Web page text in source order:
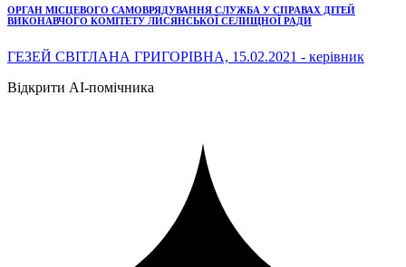
ОРГАН МІСЦЕВОГО САМОВРЯДУВАННЯ СЛУЖБА У СПРАВАХ ДІТЕЙ
ВИКОНАВЧОГО КОМІТЕТУ ЛИСЯНСЬКОЇ СЕЛИЩНОЇ РАДИ
ГЕЗЕЙ СВІТЛАНА ГРИГОРІВНА, 15.02.2021 - керівник
Відкрити AI-помічника